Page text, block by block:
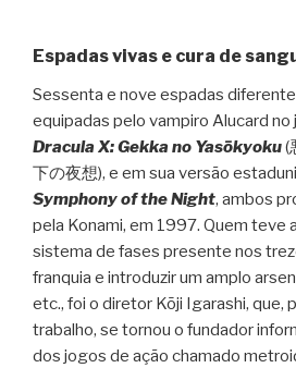
Espadas vivas e cura de
Sessenta e nove espadas
equipadas pelo vampiro Alucard no
Dracula X: Gekka no Yasōkyoku(
下の夜想), e em sua versão
Symphony of the Night, ambos
pela Konami, em 1997. Quem teve
sistema de fases presente nos
franquia e introduzir um amplo
etc., foi o diretor Kōji Igarashi, que,
trabalho, se tornou o fundador
dos jogos de ação chamado